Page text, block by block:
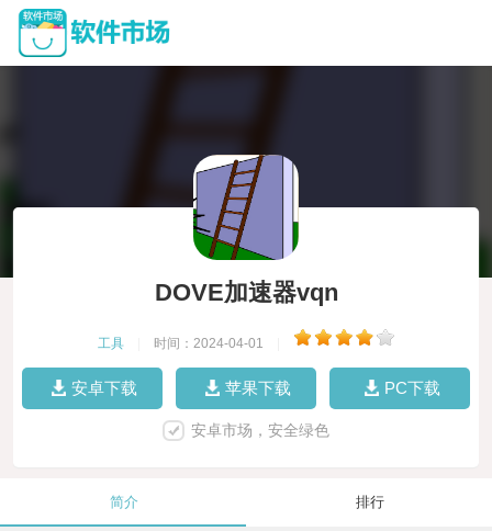
DOVE加速器vqn
工具 时间：2024-04-01
安卓下载 苹果下载 PC下载
安卓市场，安全绿色
简介 排行